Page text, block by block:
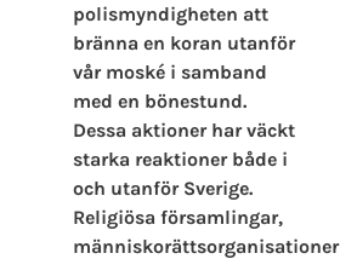
polismyndigheten att
bränna en koran utanför
vår moské i samband
med en bönestund.
Dessa aktioner har väckt
starka reaktioner både i
och utanför Sverige.
Religiösa församlingar,
människorättsorganisationer